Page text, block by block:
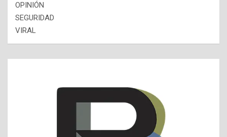
OPINIÓN
SEGURIDAD
VIRAL